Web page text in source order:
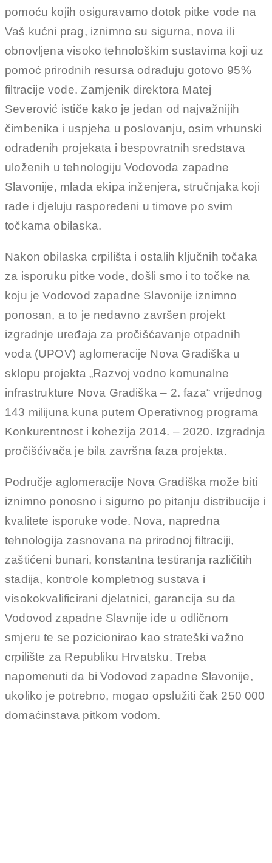
pomoću kojih osiguravamo dotok pitke vode na
Vaš kućni prag, iznimno su sigurna, nova ili
obnovljena visoko tehnološkim sustavima koji uz
pomoć prirodnih resursa odrađuju gotovo 95%
filtracije vode. Zamjenik direktora Matej
Severović ističe kako je jedan od najvažnijih
čimbenika i uspjeha u poslovanju, osim vrhunski
odrađenih projekata i bespovratnih sredstava
uloženih u tehnologiju Vodovoda zapadne
Slavonije, mlada ekipa inženjera, stručnjaka koji
rade i djeluju raspoređeni u timove po svim
točkama obilaska.
Nakon obilaska crpilišta i ostalih ključnih točaka
za isporuku pitke vode, došli smo i to točke na
koju je Vodovod zapadne Slavonije iznimno
ponosan, a to je nedavno završen projekt
izgradnje uređaja za pročišćavanje otpadnih
voda (UPOV) aglomeracije Nova Gradiška u
sklopu projekta „Razvoj vodno komunalne
infrastrukture Nova Gradiška – 2. faza“ vrijednog
143 milijuna kuna putem Operativnog programa
Konkurentnost i kohezija 2014. – 2020. Izgradnja
pročišćivača je bila završna faza projekta.
Područje aglomeracije Nova Gradiška može biti
iznimno ponosno i sigurno po pitanju distribucije i
kvalitete isporuke vode. Nova, napredna
tehnologija zasnovana na prirodnoj filtraciji,
zaštićeni bunari, konstantna testiranja različitih
stadija, kontrole kompletnog sustava i
visokokvalificirani djelatnici, garancija su da
Vodovod zapadne Slavnije ide u odličnom
smjeru te se pozicionirao kao strateški važno
crpilište za Republiku Hrvatsku. Treba
napomenuti da bi Vodovod zapadne Slavonije,
ukoliko je potrebno, mogao opslužiti čak 250 000
domaćinstava pitkom vodom.